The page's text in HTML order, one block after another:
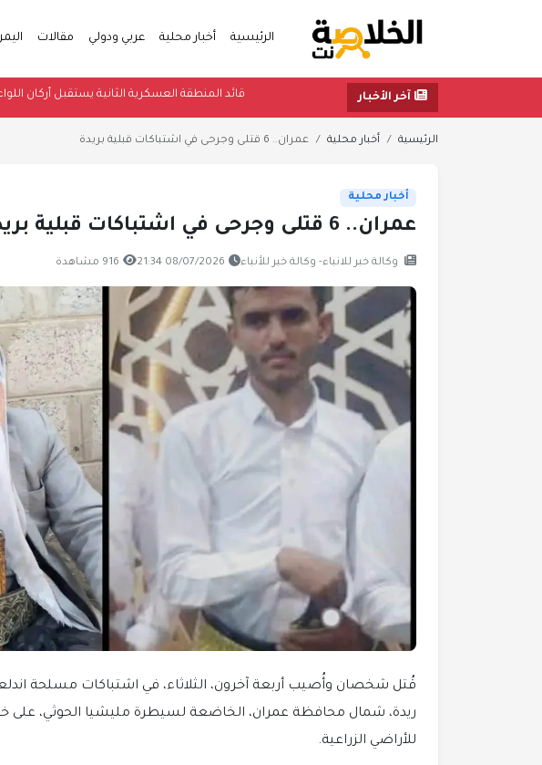
الرئيسية أخبار محلية عربي ودولي مقالات
آخر الأخبار قائد المنطقة العسكرية الثانية
الرئيسية أخبار محلية عمران.. 6 قتلى وجرحى في اشتباكات قبلية بريدة
أخبار محلية
عمران.. 6 قتلى وجرحى في اشتباكات قبلية بريدة
وكالة خبر للانباء- وكالة خبر للأنباء 08/07/2026 21:34 916 مشاهدة
قُتل شخصان وأُصيب أربعة آخرون، الثلاثاء، في اشتباكات مسلحة
ريدة، شمال محافظة عمران، الخاضعة لسيطرة مليشيا الحوثي،
للأراضي الزراعية.